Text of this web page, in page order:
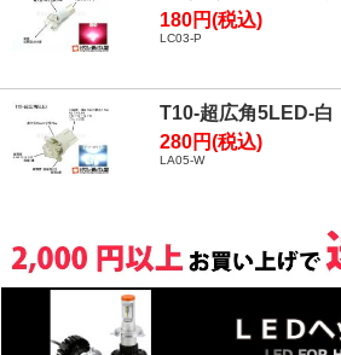
180円(税込)
LC03-P
T10-超広角5LED-白
280円(税込)
LA05-W